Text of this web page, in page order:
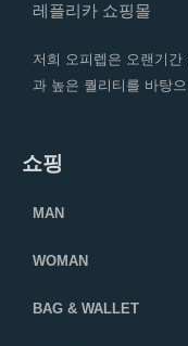
레플리카 쇼핑몰
저희 오피렙은 오랜기
과 높은 퀄리티를 바탕
쇼핑
MAN
WOMAN
BAG & WALLET